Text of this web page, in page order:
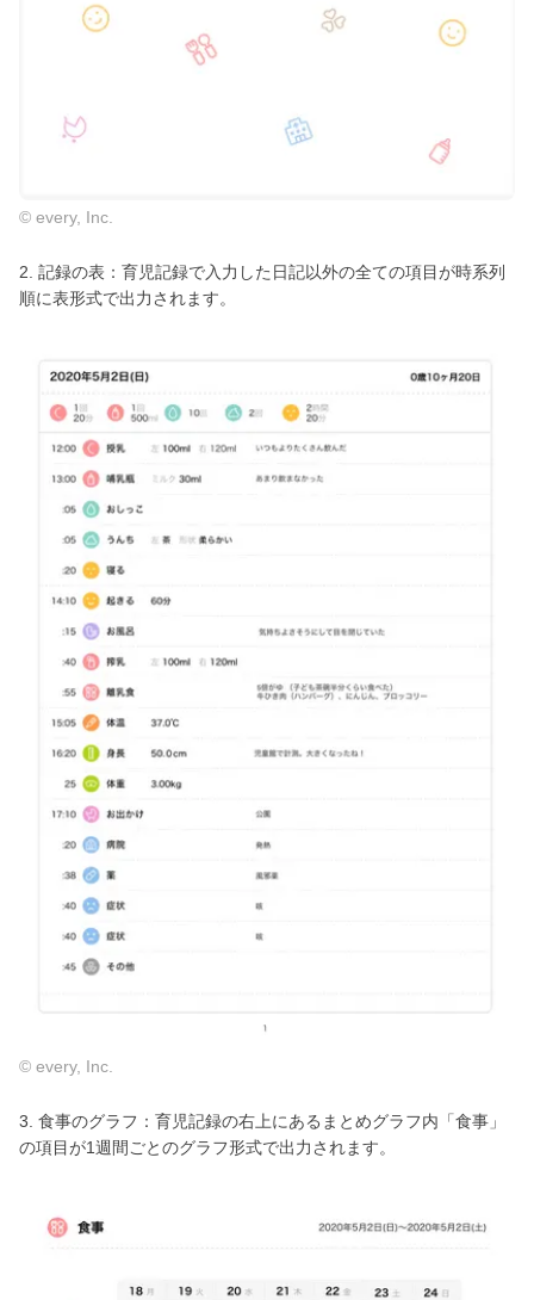
© every, Inc.
2. 記録の表：育児記録で入力した日記以外の全ての項目が時系列
順に表形式で出力されます。
© every, Inc.
3. 食事のグラフ：育児記録の右上にあるまとめグラフ内「食事」
の項目が1週間ごとのグラフ形式で出力されます。